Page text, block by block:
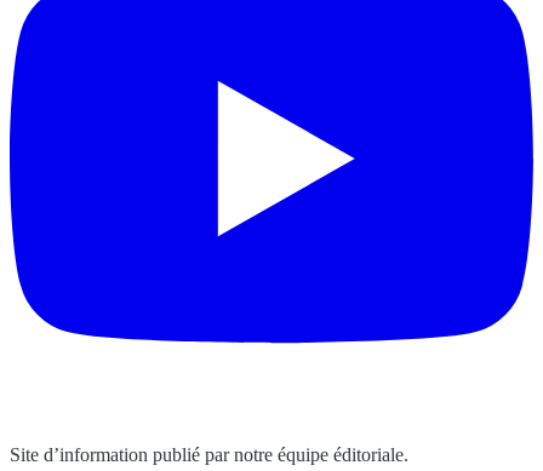
Site d’information publié par notre équipe éditoriale.